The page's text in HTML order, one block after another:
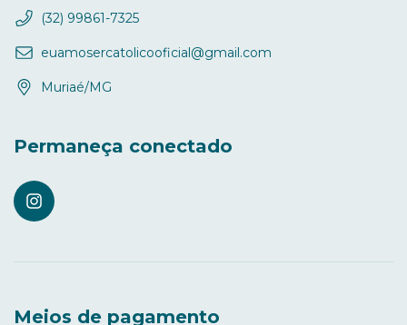
(32) 99861-7325
euamosercatolicooficial@gmail.com
Muriaé/MG
Permaneça conectado
Meios de pagamento